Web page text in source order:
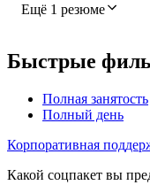
Ещё 1 резюме
Быстрые
Полная занятость
Полный день
Корпоративная
Какой соцпакет вы